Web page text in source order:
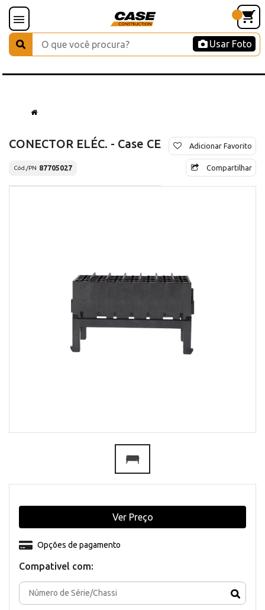
Usar Foto
CONECTOR ELÉC. - Case CE
Cód./PN 87705027
Adicionar Favorito
Compartilhar
Compativel com:
Opções de pagamento
Ver Preço